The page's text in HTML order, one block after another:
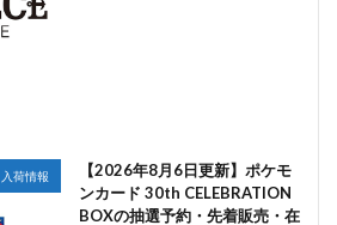
入荷情報
【2026年8月6日更新】ポケモ
ンカード 30th CELEBRATION
BOXの抽選予約・先着販売・在